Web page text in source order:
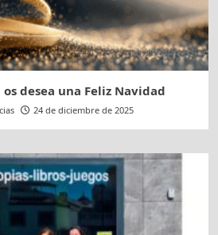
desea una Feliz Navidad
24 de diciembre de 2025